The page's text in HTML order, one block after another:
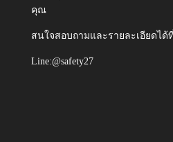
คุณ
สนใจสอบถามและรายละเอียดได้ที่
Line:@safety27